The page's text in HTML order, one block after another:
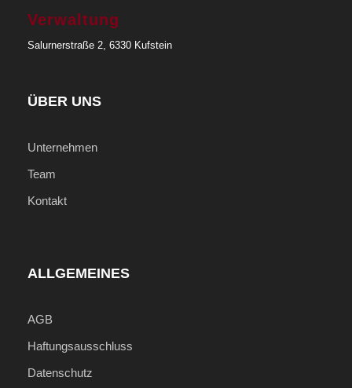
Verwaltung
Salurnerstraße 2, 6330 Kufstein
ÜBER UNS
Unternehmen
Team
Kontakt
ALLGEMEINES
AGB
Haftungsausschluss
Datenschutz